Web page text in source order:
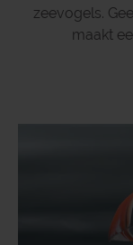
zeevogels.
maakt